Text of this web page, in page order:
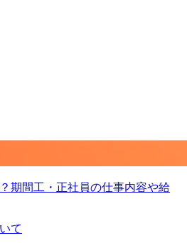
期間工・正社員の仕事内容や給
て